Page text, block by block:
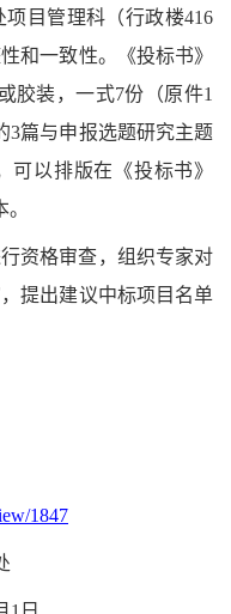
项目管理科（行政楼416
和一致性。《投标书》
胶装，一式7份（原件1
3篇与申报选题研究主题
以排版在《投标书》
资格审查，组织专家对
提出建议中标项目名单
1847